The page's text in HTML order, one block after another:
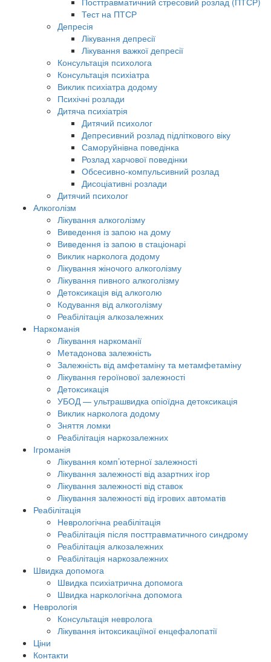
Тест на ПТСР
Депресія
Лікування депресії
Лікування важкої депресії
Консультація психолога
Консультація психіатра
Виклик психіатра додому
Психічні розлади
Дитяча психіатрія
Дитячий психолог
Депресивний розлад підліткового віку
Саморуйнівна поведінка
Розлад харчової поведінки
Обсесивно-компульсивний розлад
Дисоціативні розлади
Дитячий психолог
Алкоголізм
Лікування алкоголізму
Виведення із запою на дому
Виведення із запою в стаціонарі
Виклик нарколога додому
Лікування жіночого алкоголізму
Лікування пивного алкоголізму
Детоксикація від алкоголю
Кодування від алкоголізму
Реабілітація алкозалежних
Наркоманія
Лікування наркоманії
Метадонова залежність
Залежність від амфетаміну та метамфетаміну
Лікування героїнової залежності
Детоксикація
УБОД — ультрашвидка опіоїдна детоксикація
Виклик нарколога додому
Зняття ломки
Реабілітація наркозалежних
Ігроманія
Лікування комп’ютерної залежності
Лікування залежності від азартних ігор
Лікування залежності від ставок
Лікування залежності від ігрових автоматів
Реабілітація
Неврологічна реабілітація
Реабілітація після посттравматичного синдрому
Реабілітація алкозалежних
Реабілітація наркозалежних
Швидка допомога
Швидка психіатрична допомога
Швидка наркологічна допомога
Неврологія
Консультація невролога
Лікування інтоксикаціїної енцефалопатії
Ціни
Контакти